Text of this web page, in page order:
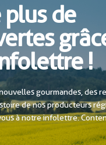
plus de
!
gourmandes, des
de nos producteurs
à notre infolettre.